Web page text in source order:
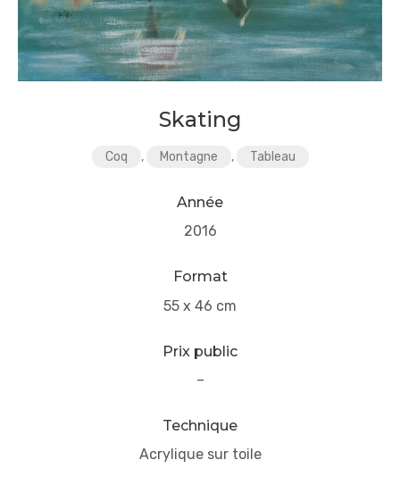
Skating
Coq , Montagne , Tableau
Année
2016
Format
55 x 46 cm
Prix public
–
Technique
Acrylique sur toile